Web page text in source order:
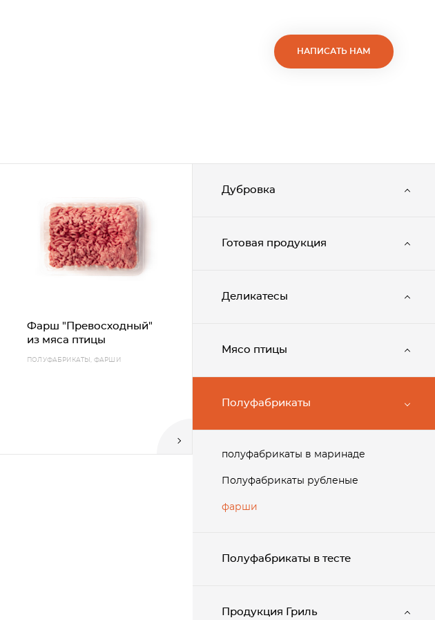
НАПИСАТЬ НАМ
Фарш "Превосходный"
из мяса птицы
ПОЛУФАБРИКАТЫ, ФАРШИ
Дубровка
Готовая продукция
Деликатесы
Мясо птицы
Полуфабрикаты
полуфабрикаты в маринаде
Полуфабрикаты рубленые
фарши
Полуфабрикаты в тесте
Продукция Гриль